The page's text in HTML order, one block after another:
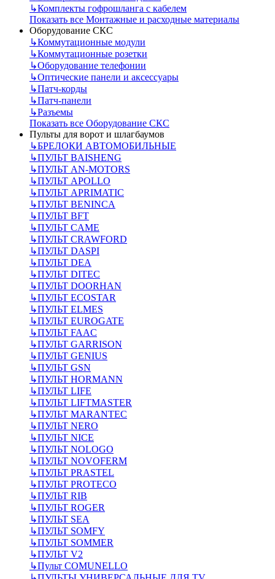
↳Комплекты гофрошланга с кабелем
Показать все Монтажные и расходные материалы
Оборудование СКС
↳Коммутационные модули
↳Коммутационные розетки
↳Оборудование телефонии
↳Оптические панели и аксессуары
↳Патч-корды
↳Патч-панели
↳Разъемы
Показать все Оборудование СКС
Пульты для ворот и шлагбаумов
↳БРЕЛОКИ АВТОМОБИЛЬНЫЕ
↳ПУЛЬТ BAISHENG
↳ПУЛЬТ AN-MOTORS
↳ПУЛЬТ APOLLO
↳ПУЛЬТ APRIMATIC
↳ПУЛЬТ BENINCA
↳ПУЛЬТ BFT
↳ПУЛЬТ CAME
↳ПУЛЬТ CRAWFORD
↳ПУЛЬТ DASPI
↳ПУЛЬТ DEA
↳ПУЛЬТ DITEC
↳ПУЛЬТ DOORHAN
↳ПУЛЬТ ECOSTAR
↳ПУЛЬТ ELMES
↳ПУЛЬТ EUROGATE
↳ПУЛЬТ FAAC
↳ПУЛЬТ GARRISON
↳ПУЛЬТ GENIUS
↳ПУЛЬТ GSN
↳ПУЛЬТ HORMANN
↳ПУЛЬТ LIFE
↳ПУЛЬТ LIFTMASTER
↳ПУЛЬТ MARANTEC
↳ПУЛЬТ NERO
↳ПУЛЬТ NICE
↳ПУЛЬТ NOLOGO
↳ПУЛЬТ NOVOFERM
↳ПУЛЬТ PRASTEL
↳ПУЛЬТ PROTECO
↳ПУЛЬТ RIB
↳ПУЛЬТ ROGER
↳ПУЛЬТ SEA
↳ПУЛЬТ SOMFY
↳ПУЛЬТ SOMMER
↳ПУЛЬТ V2
↳Пульт СOMUNELLO